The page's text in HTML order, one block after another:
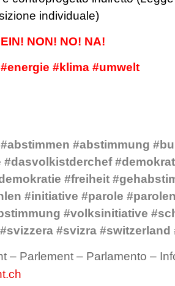
individuale)
NON! NO! NA!
#klima #umwelt
#abstimmung
#dasvolkistderchef
#freiheit
#initiative #parole
#volksinitiative
#svizra #switzerland
– Parlement – Parlamento –